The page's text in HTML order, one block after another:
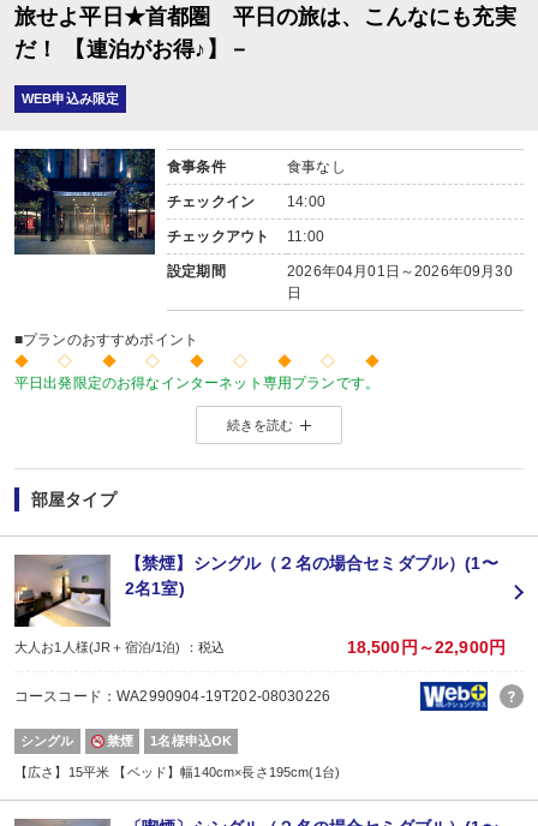
旅せよ平日★首都圏 平日の旅は、こんなにも充実
だ！ 【連泊がお得♪】－
WEB申込み限定
食事条件 食事なし
チェックイン 14:00
チェックアウト 11:00
設定期間
2026年04月01日～2026年09月30
日
■プランのおすすめポイント
◆ ◇ ◆ ◇ ◆ ◇ ◆ ◇ ◆
平日出発限定のお得なインターネット専用プランです。
価格を抑えたい！人が多い土日祝日を避けてゆったり旅をしたい！
◆ ◇ ◆ ◇ ◆ ◇ ◆ ◇ ◆
【連泊がお得♪】
２泊以上でお申し込みできる、お得なプランです。
※１泊でのご予約はできません
※すべての宿泊日が同一条件となります。
続きを読む
部屋タイプ
【禁煙】シングル（２名の場合セミダブル）(1〜
2名1室)
大人お1人様(JR＋宿泊/1泊) ：税込 18,500円～22,900円
コースコード：WA2990904-19T202-08030226
シングル 禁煙 1名様申込OK
【広さ】15平米 【ベッド】幅140cm×長さ195cm(1台)